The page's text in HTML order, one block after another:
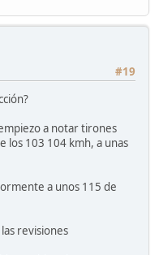
#19
a notar tirones
los 103 104 kmh, a unas
a unos 115 de
revisiones